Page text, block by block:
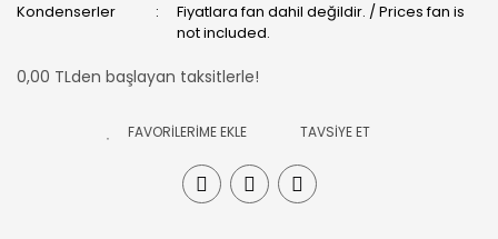
Kondenserler
Fiyatlara fan dahil değildir. / Prices fan is
not included.
0,00 TLden başlayan taksitlerle!
TAVSİYE ET